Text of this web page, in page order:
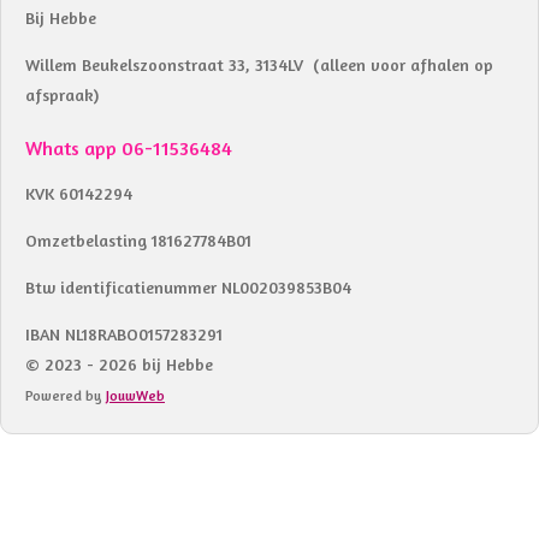
Bij Hebbe
Willem Beukelszoonstraat 33, 3134LV (alleen voor afhalen op
afspraak)
Whats app 06-11536484
KVK 60142294
Omzetbelasting 181627784B01
Btw identificatienummer NL002039853B04
IBAN NL18RABO0157283291
© 2023 - 2026 bij Hebbe
Powered by JouwWeb